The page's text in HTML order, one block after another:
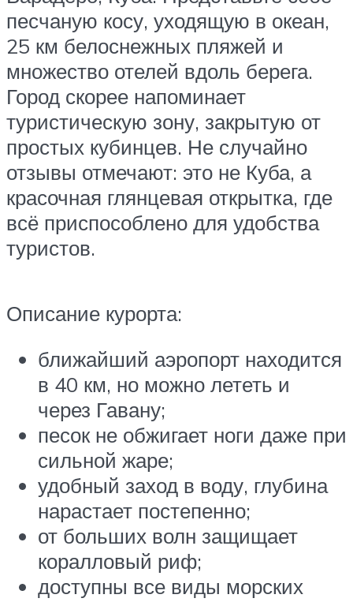
песчаную косу, уходящую в океан,
25 км белоснежных пляжей и
множество отелей вдоль берега.
Город скорее напоминает
туристическую зону, закрытую от
простых кубинцев. Не случайно
отзывы отмечают: это не Куба, а
красочная глянцевая открытка, где
всё приспособлено для удобства
туристов.
Описание курорта:
ближайший аэропорт находится
в 40 км, но можно лететь и
через Гавану;
песок не обжигает ноги даже при
сильной жаре;
удобный заход в воду, глубина
нарастает постепенно;
от больших волн защищает
коралловый риф;
доступны все виды морских